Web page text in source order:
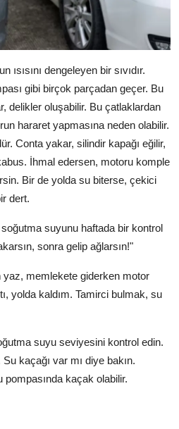
dengeleyen bir sıvıdır.
gibi birçok parçadan geçer. Bu
delikler oluşabilir. Bu çatlaklardan
hararet yapmasına neden olabilir.
Conta yakar, silindir kapağı eğilir,
İhmal edersen, motoru komple
Bir de yolda su biterse, çekici
dert.
suyunu haftada bir kontrol
sonra gelip ağlarsın!"
yaz, memlekete giderken motor
yolda kaldım. Tamirci bulmak, su
suyu seviyesini kontrol edin.
kaçağı var mı diye bakın.
kaçak olabilir.